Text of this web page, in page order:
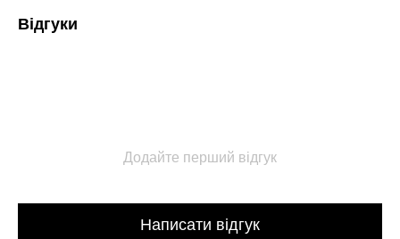
Відгуки
Додайте перший відгук
Написати відгук